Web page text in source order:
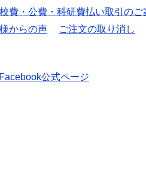
校費・公費・科研費払い取引のご
からの声 ご注文の取り消し
Facebook公式ページ